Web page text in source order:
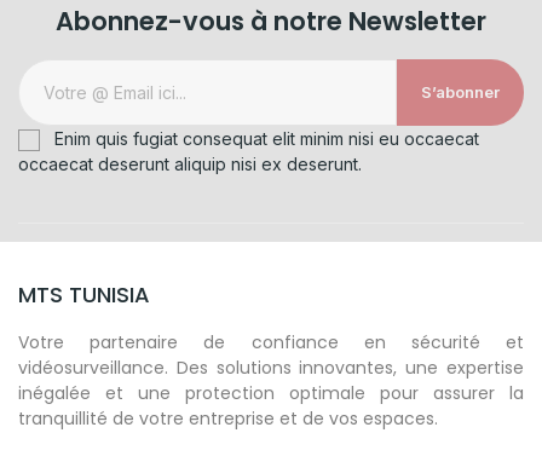
Abonnez-vous à notre Newsletter
S’abonner
Enim quis fugiat consequat elit minim nisi eu occaecat
occaecat deserunt aliquip nisi ex deserunt.
MTS TUNISIA
Votre partenaire de confiance en sécurité et
vidéosurveillance. Des solutions innovantes, une expertise
inégalée et une protection optimale pour assurer la
tranquillité de votre entreprise et de vos espaces.